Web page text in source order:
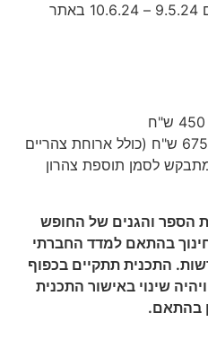
ההרשמה תתקיים בין התאריכים 9.5.24 – 10.6.24 באתר
• בין השעות 13:00 – 16:30 – 675 ש"ח (כולל ארוחת צהריים
לסמן תוספת צהרון
הספר והגנים של החופש
בהתאם למדד החברתי
התכנית תתקיים בכפוף
שינוי באישור התכנית
בהתאם.